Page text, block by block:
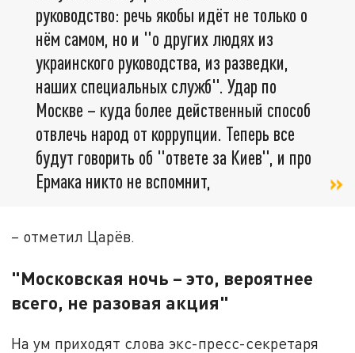
руководство: речь якобы идёт не только о
нём самом, но и "о других людях из
украинского руководства, из разведки,
наших специальных служб". Удар по
Москве – куда более действенный способ
отвлечь народ от коррупции. Теперь все
будут говорить об "ответе за Киев", и про
Ермака никто не вспомнит,
– отметил Царёв.
"Московская ночь – это, вероятнее
всего, не разовая акция"
На ум приходят слова экс-пресс-секретаря